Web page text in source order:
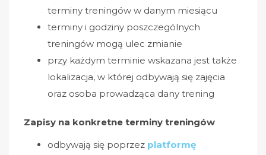
terminy treningów w danym miesiącu
terminy i godziny poszczególnych
treningów mogą ulec zmianie
przy każdym terminie wskazana jest także
lokalizacja, w której odbywają się zajęcia
oraz osoba prowadząca dany trening
Zapisy na konkretne terminy treningów
odbywają się poprzez platformę